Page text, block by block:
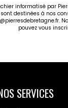
informatisé par
destinées à nos
pouvez vous
SERVICES